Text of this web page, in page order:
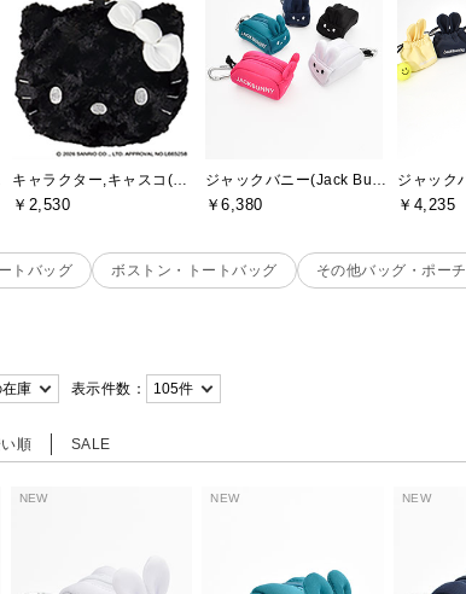
キャラクター,キャスコ(Kasco)
￥2,530
ジャックバニー(Jack Bunny)
￥6,380 ￥4,235
トバッグ ボストン・トートバッグ その他バッグ・ポーチ
表示件数：
順 SALE
NEW NEW NEW